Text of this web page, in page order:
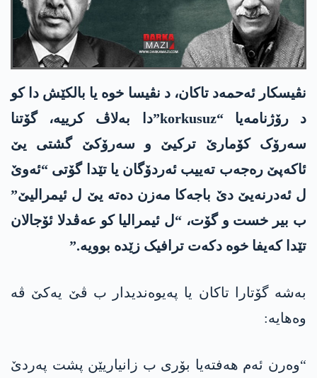
نڤیسکار ئەحمەد تاکان، د نڤیسا خوە یا بالکێش دا کو
د رۆژنامەیا “korkusuz”دا بەلاڤ کرییە، گۆتنا
سەرۆک کۆمارێ ترکیێ و سەرۆکێ گشتی یێ
ئاکەپێ رەجەب تەییب ئەردۆگان یا تێدا گۆتی “ئەوێ
ل ئەدرنەیێ دێ باجەکا مەزن دەتە یێ ل ئیمرالیێ”
ب بیر خست و گۆت، “ل ئیمرالیا کو عەڤدلا ئۆجالان
تێدا کەیفا خوە دکەت ترافیک زێدە بوویە.”
بەشە گۆتارا تاکان یا پەیوەندیدار ب ڤێ یەکێ ڤە
وەھایە:
“وەرن ئەم ھەفتەیا بۆری ب زانیاریێن پشت پەردێ